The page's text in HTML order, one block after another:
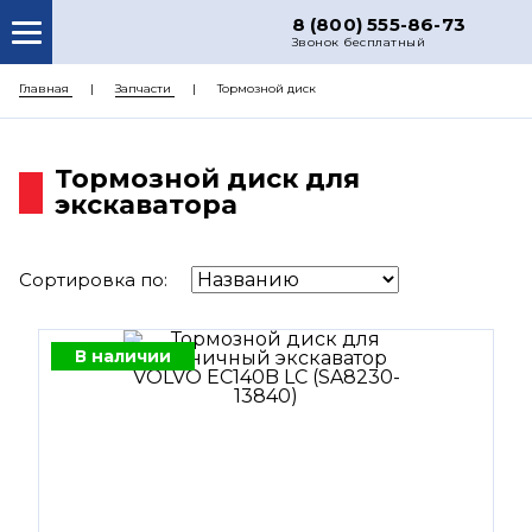
8 (800) 555-86-73
Звонок бесплатный
О НАС
РЕМОНТ
ДОСТАВКА
ЦЕНЫ
Главная Запчасти Тормозной диск
Тормозной диск для
экскаватора
Сортировка по:
В наличии